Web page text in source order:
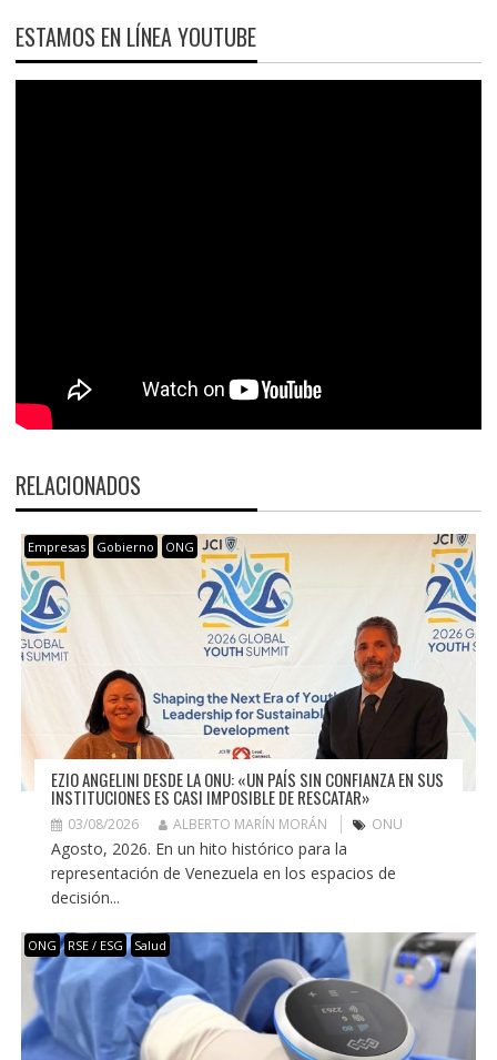
ESTAMOS EN LÍNEA YOUTUBE
RELACIONADOS
Empresas Gobierno ONG
EZIO ANGELINI DESDE LA ONU: «UN PAÍS SIN CONFIANZA EN SUS
INSTITUCIONES ES CASI IMPOSIBLE DE RESCATAR»
03/08/2026 ALBERTO MARÍN MORÁN ONU
Agosto, 2026. En un hito histórico para la
representación de Venezuela en los espacios de
decisión...
ONG RSE / ESG Salud